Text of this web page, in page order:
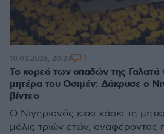
Το κορεό των οπαδών της Γαλατά
μητέρα του Οσιμέν: Δάκρυσε ο
βίντεο
Ο Νιγηριανός έχει χάσει τη
μόλις τριών ετών, αναφέροντας
10.03.2026, 20:23 1